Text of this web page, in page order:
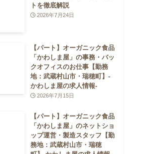
トを徹底解説
2026年7月24日
【パート】オーガニック食品
「かわしま屋」の事務・バッ
クオフィスのお仕事【勤務
地：武蔵村山市・瑞穂町】-
かわしま屋の求人情報-
2026年7月15日
【パート】オーガニック食品
「かわしま屋」のネットショ
ップ運営・製造スタッフ【勤
務地：武蔵村山市・瑞穂